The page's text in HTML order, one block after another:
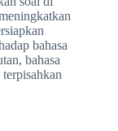
bahasa
bahasa